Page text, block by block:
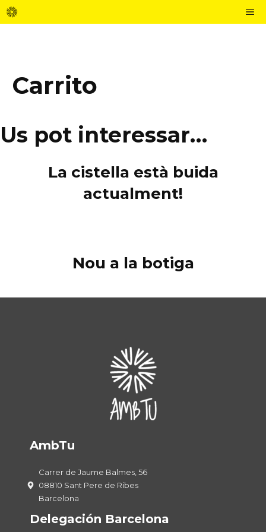
Saltar
al
Carrito
Us pot interessar…
La cistella està buida
actualment!
Nou a la botiga
AmbTu
Carrer de Jaume Balmes, 56
08810 Sant Pere de Ribes
Barcelona
Delegación Barcelona